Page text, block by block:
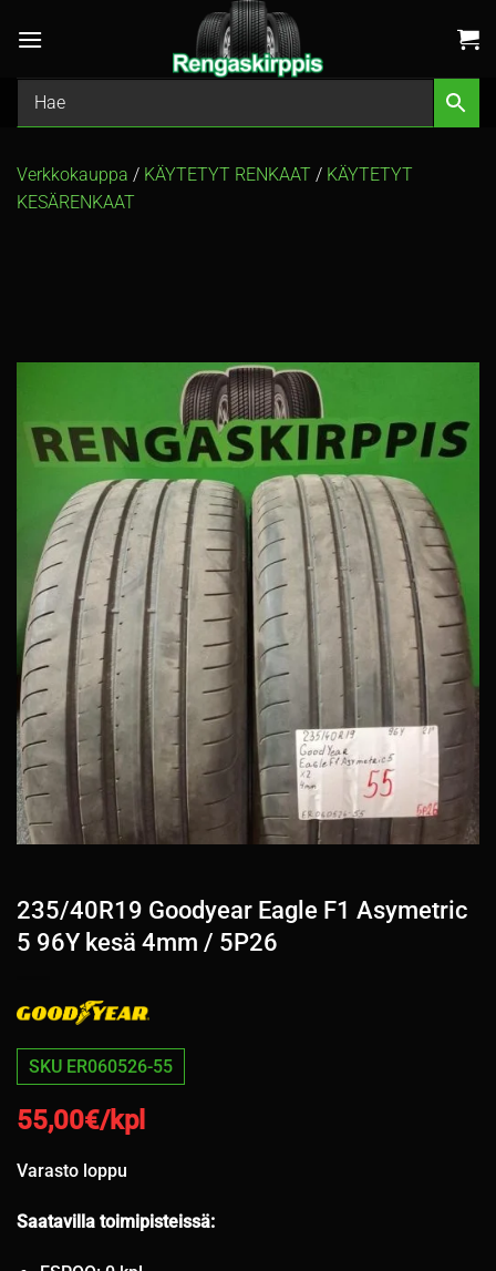
Verkkokauppa / KÄYTETYT RENKAAT / KÄYTETYT
KESÄRENKAAT
235/40R19 Goodyear Eagle F1 Asymetric
5 96Y kesä 4mm / 5P26
SKU ER060526-55
55,00€/kpl
Varasto loppu
Saatavilla toimipisteissä: